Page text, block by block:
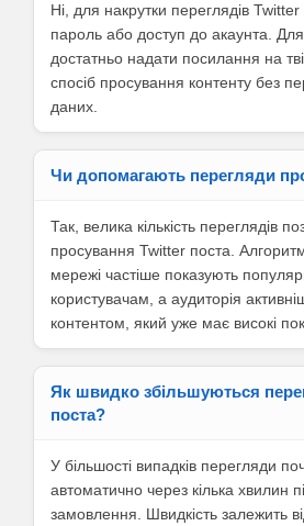
Ні, для накрутки переглядів Twitter
пароль або доступ до акаунта. Для
достатньо надати посилання на
спосіб просування контенту без
даних.
Чи допомагають перегляди
Так, велика кількість переглядів
просування Twitter поста.
мережі частіше показують
користувачам, а аудиторія
контентом, який уже має високі
Як швидко збільшуються
поста?
У більшості випадків перегляди
автоматично через кілька хвилин
замовлення. Швидкість залежить